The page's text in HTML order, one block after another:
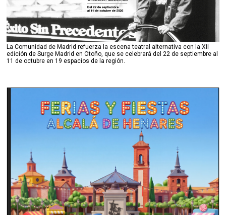
La Comunidad de Madrid refuerza la escena teatral alternativa con la XII
edición de Surge Madrid en Otoño, que se celebrará del 22 de septiembre al
11 de octubre en 19 espacios de la región.